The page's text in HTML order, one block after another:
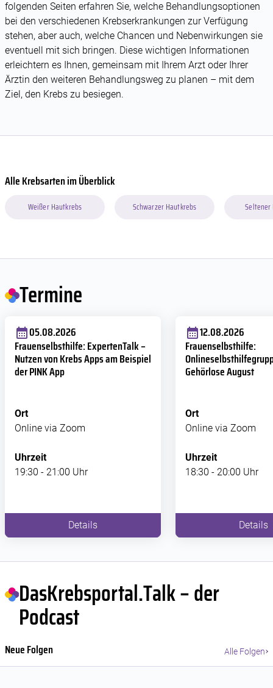
folgenden Seiten erfahren Sie, welche Behandlungsoptionen
bei den verschiedenen Krebserkrankungen zur Verfügung
stehen, aber auch, welche Chancen und Nebenwirkungen sie
eventuell mit sich bringen. Diese wichtigen Informationen
erleichtern es Ihnen, gemeinsam mit Ihrem Arzt oder Ihrer
Ärztin den weiteren Behandlungsweg zu planen – mit dem
Ziel, den Krebs zu besiegen.
Alle Krebsarten im Überblick
Weißer Hautkrebs Schwarzer Hautkrebs
Termine
05.08.2026
Frauenselbsthilfe: ExpertenTalk –
Nutzen von Krebs Apps am Beispiel
der PINK App
Ort
Online via Zoom
Uhrzeit
19:30 - 21:00 Uhr
Details
12.08.2026
Frauenselbsthilfe:
Gehörlose August
Ort
Online via Zoom
Uhrzeit
18:30 - 20:00 Uhr
Details
DasKrebsportal.Talk – der
Podcast
Neue Folgen Alle Folgen